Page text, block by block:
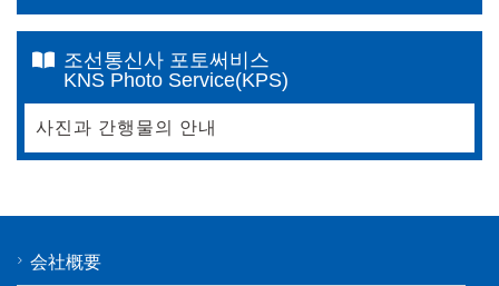
조선통신사 포토써비스
KNS Photo Service(KPS)
사진과 간행물의 안내
会社概要